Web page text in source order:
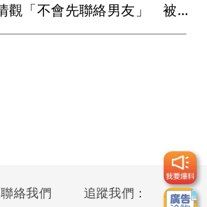
Jennie暢談感情觀「不會先聯絡男友」 被問同居經驗妙回1句話
聯絡我們 追蹤我們：